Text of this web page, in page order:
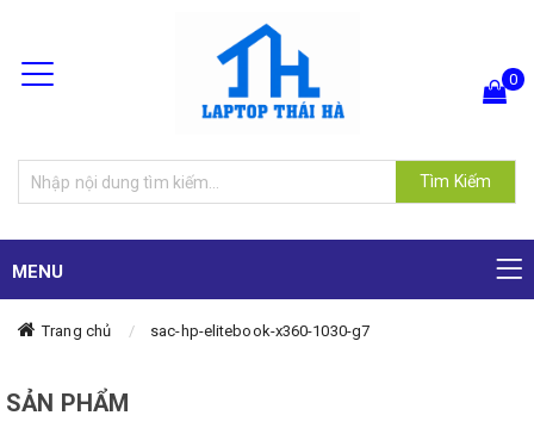
Tìm Kiếm
0
MENU
Trang chủ sac-hp-elitebook-x360-1030-g7
SẢN PHẨM